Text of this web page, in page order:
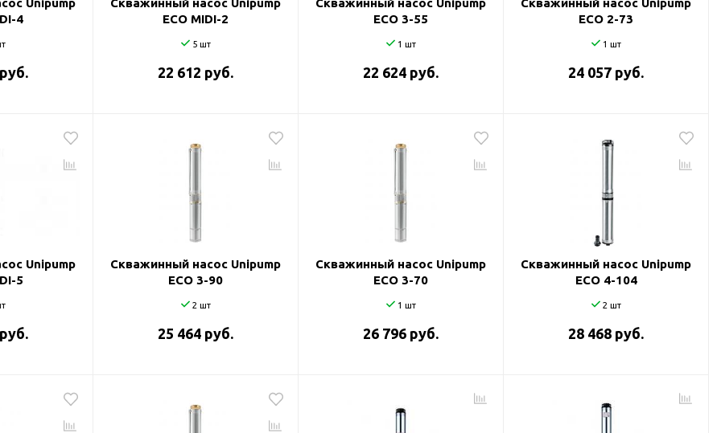
Unipump
4
Скважинный насос Unipump
ECO MIDI-2
5 шт
22 612 руб.
Скважинный насос Unipump
ECO 3-55
1 шт
22 624 руб.
Скважинный насос Unipump
ECO 2-73
1 шт
24 057 руб.
Unipump
5
Скважинный насос Unipump
ECO 3-90
2 шт
25 464 руб.
Скважинный насос Unipump
ECO 3-70
1 шт
26 796 руб.
Скважинный насос Unipump
ECO 4-104
2 шт
28 468 руб.